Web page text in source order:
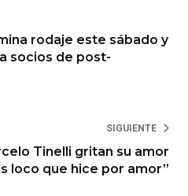
rodaje este sábado y
socios de post-
SIGUIENTE
Tinelli gritan su amor
loco que hice por amor”